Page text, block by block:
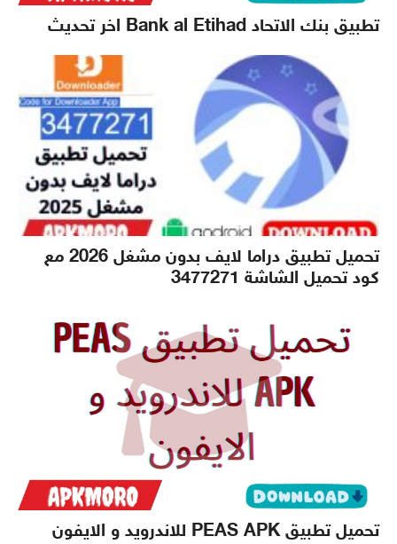
تطبيق بنك الاتحاد Bank al Etihad اخر تحديث
تحميل تطبيق دراما لايف بدون مشغل 2026 مع
كود تحميل الشاشة 3477271
تحميل تطبيق PEAS APK للاندرويد و الايفون